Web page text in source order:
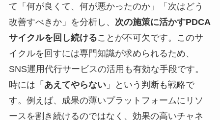
て「何が良くて、何が悪かったのか」「次はどう
改善すべきか」を分析し、 次の施策に活かすPDCA
サイクルを回し続けることが不可欠です。このサ
イクルを回すには専門知識が求められるため、
SNS運用代行サービスの活用も有効な手段です。
時には「 あえてやらない」という判断も戦略で
す。例えば、成果の薄いプラットフォームにリソ
ースを割き続けるのではなく、効果の高いチャネ